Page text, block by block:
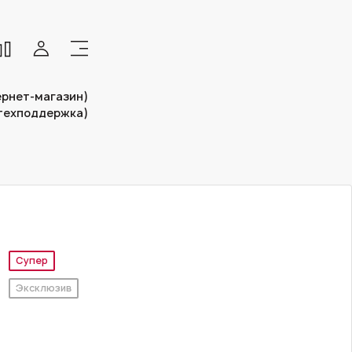
магазин)
Супер
Эксклюзив